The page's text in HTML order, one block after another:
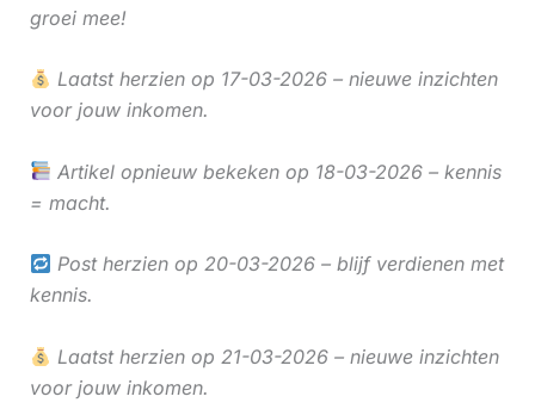
groei mee!
Laatst herzien op 17-03-2026 – nieuwe inzichten
voor jouw inkomen.
Artikel opnieuw bekeken op 18-03-2026 – kennis
= macht.
Post herzien op 20-03-2026 – blijf verdienen met
kennis.
Laatst herzien op 21-03-2026 – nieuwe inzichten
voor jouw inkomen.